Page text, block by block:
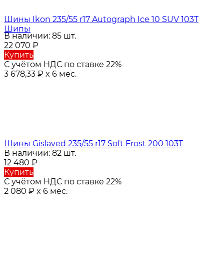
Шины Ikon 235/55 r17 Autograph Ice 10 SUV 103T
Шипы
В наличии: 85 шт.
22 070 ₽
Купить
С учётом НДС по ставке 22%
3 678,33 ₽ x 6 мес.
Шины Gislaved 235/55 r17 Soft Frost 200 103T
В наличии: 82 шт.
12 480 ₽
Купить
С учётом НДС по ставке 22%
2 080 ₽ x 6 мес.